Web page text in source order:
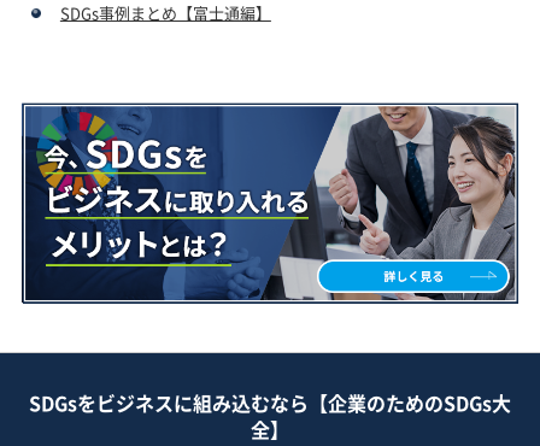
SDGs事例まとめ【富士通編】
SDGsをビジネスに組み込むなら【企業のためのSDGs大
全】